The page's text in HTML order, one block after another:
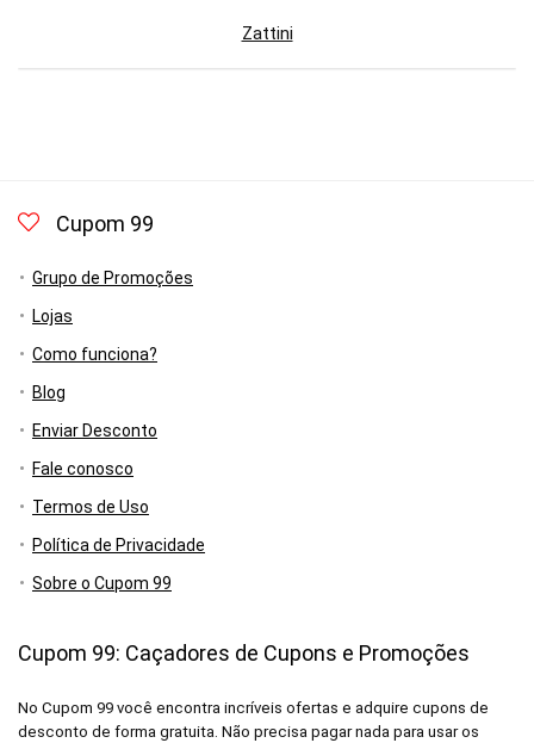
Zattini
Cupom 99
Grupo de Promoções
Lojas
Como funciona?
Blog
Enviar Desconto
Fale conosco
Termos de Uso
Política de Privacidade
Sobre o Cupom 99
Cupom 99: Caçadores de Cupons e Promoções
No Cupom 99 você encontra incríveis ofertas e adquire cupons de
desconto de forma gratuita. Não precisa pagar nada para usar os